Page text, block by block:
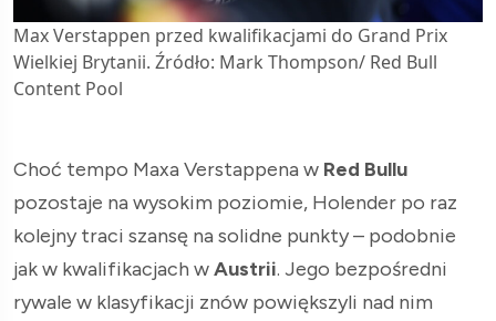
Max Verstappen przed kwalifikacjami do Grand Prix
Wielkiej Brytanii. Źródło: Mark Thompson/ Red Bull
Content Pool
Choć tempo Maxa Verstappena w Red Bullu
pozostaje na wysokim poziomie, Holender po raz
kolejny traci szansę na solidne punkty – podobnie
jak w kwalifikacjach wAustrii. Jego bezpośredni
rywale w klasyfikacji znów powiększyli nad nim